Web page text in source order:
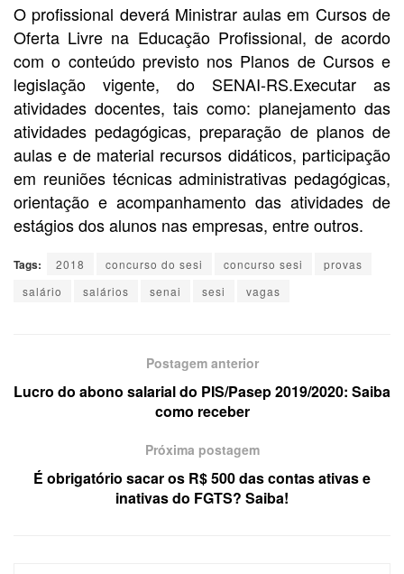
O profissional deverá Ministrar aulas em Cursos de
Oferta Livre na Educação Profissional, de acordo
com o conteúdo previsto nos Planos de Cursos e
legislação vigente, do SENAI-RS.Executar as
atividades docentes, tais como: planejamento das
atividades pedagógicas, preparação de planos de
aulas e de material recursos didáticos, participação
em reuniões técnicas administrativas pedagógicas,
orientação e acompanhamento das atividades de
estágios dos alunos nas empresas, entre outros.
Tags: 2018 concurso do sesi concurso sesi
provas
salário
salários senai sesi vagas
Postagem anterior
Lucro do abono salarial do PIS/Pasep 2019/2020: Saiba
como receber
Próxima postagem
É obrigatório sacar os R$ 500 das contas ativas e
inativas do FGTS? Saiba!